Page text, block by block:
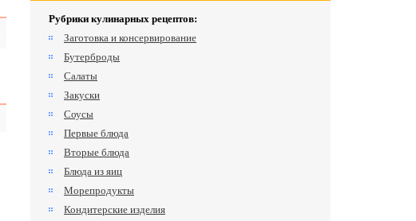
Рубрики кулинарных рецептов:
Заготовка и консервирование
Бутерброды
Салаты
Закуски
Соусы
Первые блюда
Вторые блюда
Блюда из яиц
Морепродукты
Кондитерские изделия